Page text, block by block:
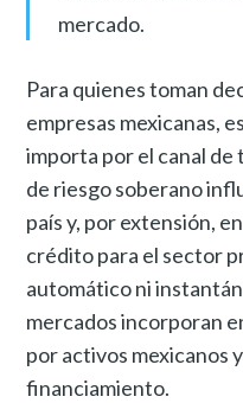
mercado.
Para quienes toman
empresas mexicanas,
importa por el canal
de riesgo soberano
país y, por extensión,
crédito para el sector
automático ni
mercados incorporan
por activos mexicanos
financiamiento.